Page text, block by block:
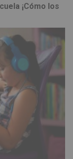
¡Cómo los